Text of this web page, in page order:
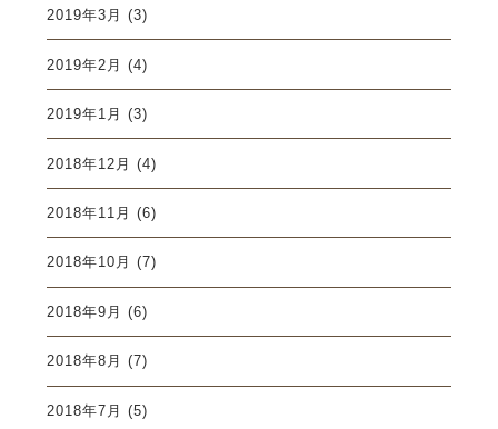
2019年3月 (3)
2019年2月 (4)
2019年1月 (3)
2018年12月 (4)
2018年11月 (6)
2018年10月 (7)
2018年9月 (6)
2018年8月 (7)
2018年7月 (5)